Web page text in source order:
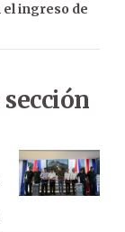
ingreso de